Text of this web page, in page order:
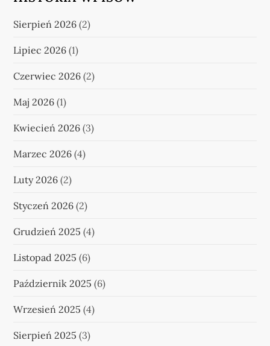
Sierpień 2026 (2)
Lipiec 2026 (1)
Czerwiec 2026 (2)
Maj 2026 (1)
Kwiecień 2026 (3)
Marzec 2026 (4)
Luty 2026 (2)
Styczeń 2026 (2)
Grudzień 2025 (4)
Listopad 2025 (6)
Październik 2025 (6)
Wrzesień 2025 (4)
Sierpień 2025 (3)